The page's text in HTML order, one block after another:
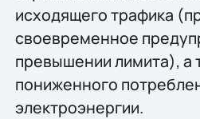
исходящего трафика
своевременное
превышении лимита), а
пониженного
электроэнергии.